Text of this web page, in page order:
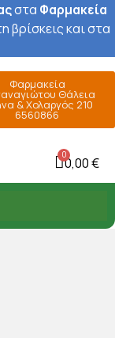
στα Φαρμακεία
βρίσκεις και στα
Φαρμακεία
Θάλεια
& Χολαργός 210
6560866
0,00 €